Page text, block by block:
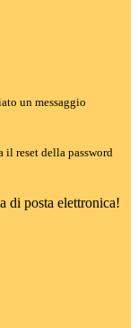
un messaggio
il reset della password
di posta elettronica!